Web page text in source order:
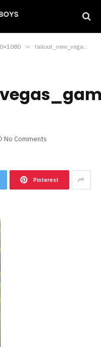
» fallout_new_vegas_game-1920×1080
No Comments
Pinterest